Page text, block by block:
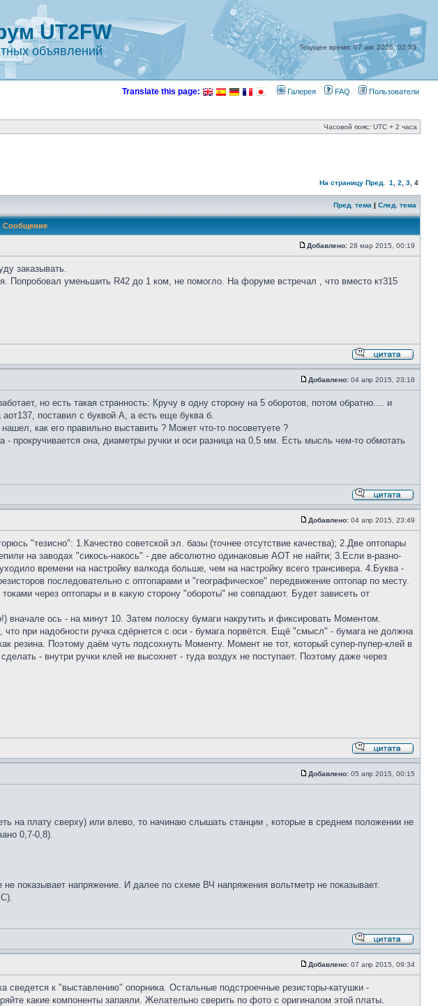
UT2FW
объявлений Текущее время: 07 авг 2026, 02:53
Translate this page: Галерея FAQ Пользователи
Часовой пояс: UTC + 2 часа
На страницу Пред. 1 2 3 4
Пред. тема | След. тема
Сообщение
Добавлено: 28 мар 2015, 00:19
заказывать.
Попробовал уменьшить R42 до 1 ком, не помогло. На форуме встречал , что вместо кт315
Добавлено: 04 апр 2015, 23:18
но есть такая странность: Кручу в одну сторону на 5 оборотов, потом обратно.... и
поставил с буквой А, а есть еще буква б.
как его правильно выставить ? Может что-то посоветуете ?
прокручивается она, диаметры ручки и оси разница на 0,5 мм. Есть мысль чем-то обмотать
Добавлено: 04 апр 2015, 23:49
"тезисно": 1.Качество советской эл. базы (точнее отсутствие качества); 2.Две оптопары
на заводах "сикось-накось" - две абсолютно одинаковые АОТ не найти; 3.Если в-разно-
времени на настройку валкода больше, чем на настройку всего трансивера. 4.Буква -
последовательно с оптопарами и "географическое" передвижение оптопар по месту.
через оптопары и в какую сторону "обороты" не совпадают. Будет зависеть от
ось - на минут 10. Затем полоску бумаги накрутить и фиксировать Моментом.
при надобности ручка сдёрнется с оси - бумага порвётся. Ещё "смысл" - бумага не должна
резина. Поэтому даём чуть подсохнуть Моменту. Момент не тот, который супер-пупер-клей в
- внутри ручки клей не высохнет - туда воздух не поступает. Поэтому даже через
Добавлено: 05 апр 2015, 00:15
на плату сверху) или влево, то начинаю слышать станции , которые в среднем положении не
0,7-0,8).
показывает напряжение. И далее по схеме ВЧ напряжения вольтметр не показывает.
Добавлено: 07 апр 2015, 09:34
к "выставлению" опорника. Остальные подстроечные резисторы-катушки -
какие компоненты запаяли. Желательно сверить по фото с оригиналом этой платы.